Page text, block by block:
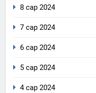
8 сар 2024
7 сар 2024
6 сар 2024
5 сар 2024
4 сар 2024